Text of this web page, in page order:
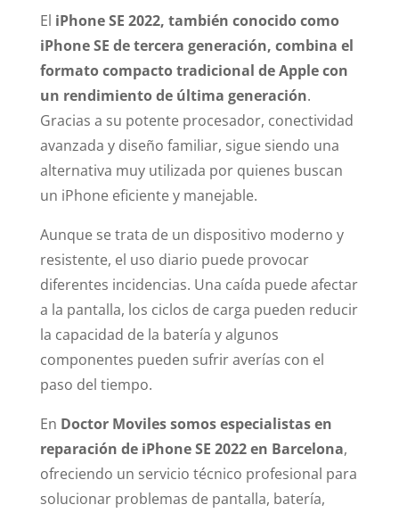
El iPhone SE 2022, también conocido como
iPhone SE de tercera generación, combina el
formato compacto tradicional de Apple con
un rendimiento de última generación.
Gracias a su potente procesador, conectividad
avanzada y diseño familiar, sigue siendo una
alternativa muy utilizada por quienes buscan
un iPhone eficiente y manejable.
Aunque se trata de un dispositivo moderno y
resistente, el uso diario puede provocar
diferentes incidencias. Una caída puede afectar
a la pantalla, los ciclos de carga pueden reducir
la capacidad de la batería y algunos
componentes pueden sufrir averías con el
paso del tiempo.
En Doctor Moviles somos especialistas en
reparación de iPhone SE 2022 en Barcelona,
ofreciendo un servicio técnico profesional para
solucionar problemas de pantalla, batería,